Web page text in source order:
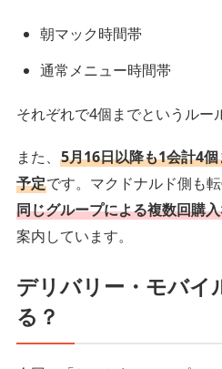
朝マック時間帯
通常メニュー時間帯
それぞれで4個までというルー
また、 5月16日以降も1会計4
予定です。マクドナルド側も
同じグループによる複数回購
案内しています。
デリバリー・モバイ
る？